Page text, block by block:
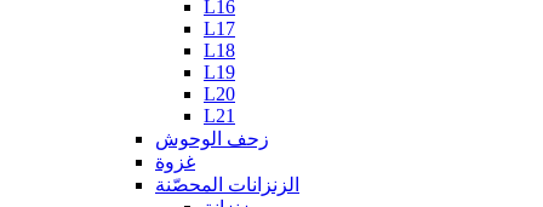
L16
L17
L18
L19
L20
L21
زحف الوحوش
غزوة
الزنزانات المحصّنة